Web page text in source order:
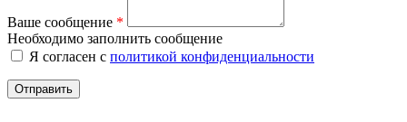
Ваше сообщение *
Необходимо заполнить сообщение
Я согласен с политикой конфиденциальности
Отправить